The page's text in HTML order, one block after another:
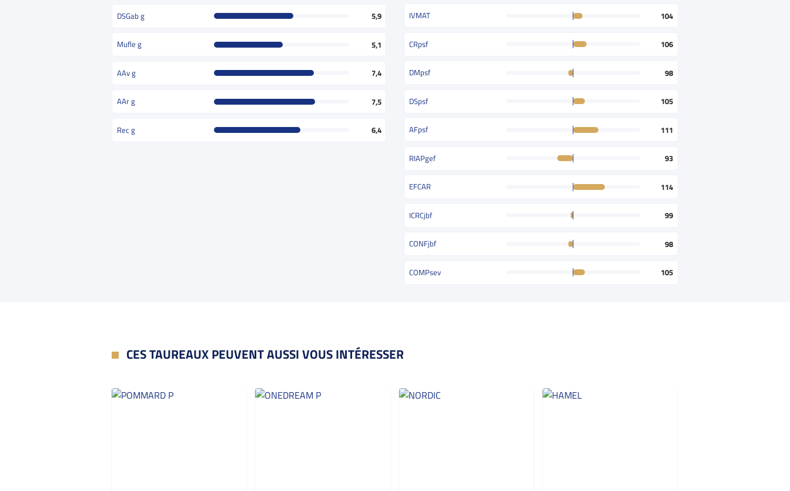
DSGab g 5,9
Mufle g 5,1
AAv g 7,4
AAr g 7,5
Rec g 6,4
IVMAT 104
CRpsf 106
DMpsf 98
DSpsf 105
AFpsf 111
RIAPgef 93
EFCAR 114
ICRCjbf 99
CONFjbf 98
COMPsev 105
CES TAUREAUX PEUVENT AUSSI VOUS INTÉRESSER